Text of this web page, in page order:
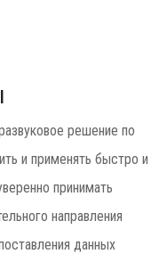
решение по
и применять быстро и
принимать
направления
данных